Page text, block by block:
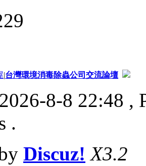
|台灣環境消毒除蟲公司交流論壇
8-8 22:48 ,
.
Discuz! X3.2